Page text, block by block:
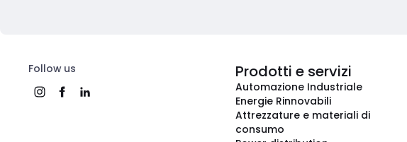
Follow us Prodotti e servizi
Automazione Industriale
Energie Rinnovabili
Attrezzature e materiali di
consumo